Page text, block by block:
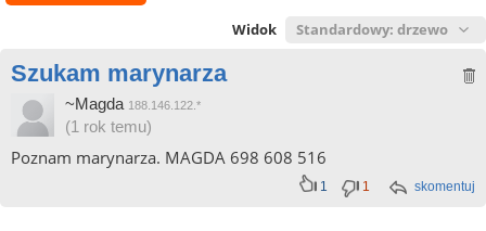
Widok
Szukam marynarza
~Magda 188.146.122.*
(1 rok temu)
Poznam marynarza. MAGDA 698 608 516
skomentuj
1 1